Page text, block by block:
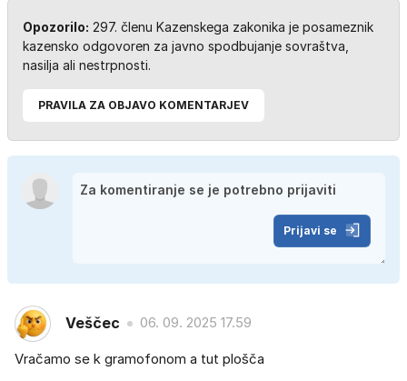
Opozorilo: 297. členu Kazenskega zakonika je posameznik
kazensko odgovoren za javno spodbujanje sovraštva,
nasilja ali nestrpnosti.
PRAVILA ZA OBJAVO KOMENTARJEV
Prijavi se
Veščec 06. 09. 2025 17.59
Vračamo se k gramofonom a tut plošča